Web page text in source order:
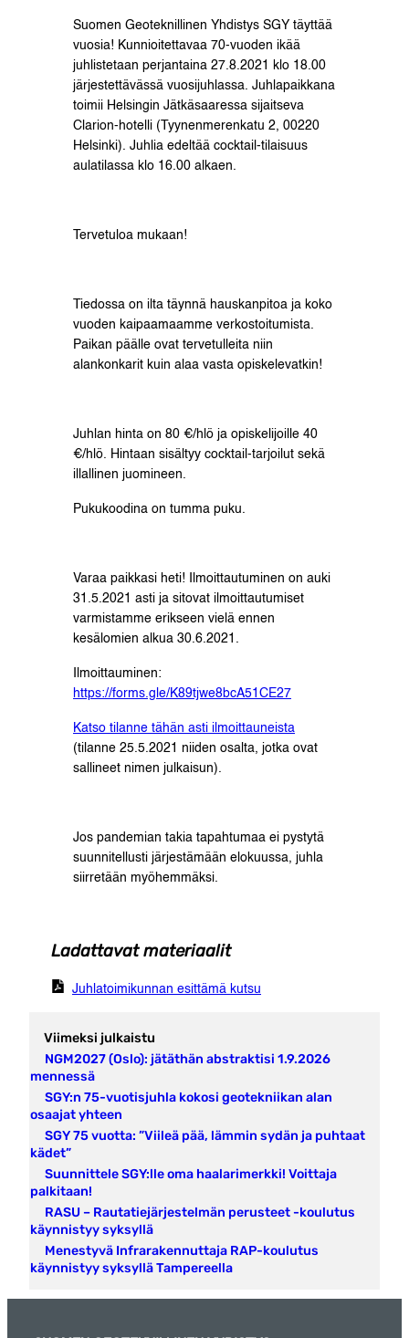
Suomen Geoteknillinen Yhdistys SGY täyttää
vuosia! Kunnioitettavaa 70-vuoden ikää
juhlistetaan perjantaina 27.8.2021 klo 18.00
järjestettävässä vuosijuhlassa. Juhlapaikkana
toimii Helsingin Jätkäsaaressa sijaitseva
Clarion-hotelli (Tyynenmerenkatu 2, 00220
Helsinki). Juhlia edeltää cocktail-tilaisuus
aulatilassa klo 16.00 alkaen.
Tervetuloa mukaan!
Tiedossa on ilta täynnä hauskanpitoa ja koko
vuoden kaipaamaamme verkostoitumista.
Paikan päälle ovat tervetulleita niin
alankonkarit kuin alaa vasta opiskelevatkin!
Juhlan hinta on 80 €/hlö ja opiskelijoille 40
€/hlö. Hintaan sisältyy cocktail-tarjoilut sekä
illallinen juomineen.
Pukukoodina on tumma puku.
Varaa paikkasi heti! Ilmoittautuminen on auki
31.5.2021 asti ja sitovat ilmoittautumiset
varmistamme erikseen vielä ennen
kesälomien alkua 30.6.2021.
Ilmoittauminen:
https://forms.gle/K89tjwe8bcA51CE27
Katso tilanne tähän asti ilmoittauneista
(tilanne 25.5.2021 niiden osalta, jotka ovat
sallineet nimen julkaisun).
Jos pandemian takia tapahtumaa ei pystytä
suunnitellusti järjestämään elokuussa, juhla
siirretään myöhemmäksi.
Ladattavat materiaalit
Juhlatoimikunnan esittämä kutsu
Viimeksi julkaistu
NGM2027 (Oslo): jätäthän abstraktisi 1.9.2026
mennessä
SGY:n 75-vuotisjuhla kokosi geotekniikan alan
osaajat yhteen
SGY 75 vuotta: ”Viileä pää, lämmin sydän ja puhtaat
kädet”
Suunnittele SGY:lle oma haalarimerkki! Voittaja
palkitaan!
RASU – Rautatiejärjestelmän perusteet -koulutus
käynnistyy syksyllä
Menestyvä Infrarakennuttaja RAP-koulutus
käynnistyy syksyllä Tampereella